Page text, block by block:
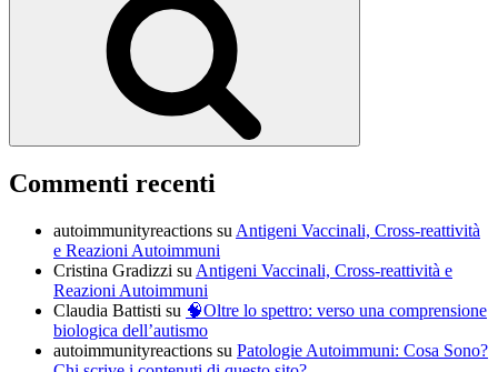
Commenti recenti
autoimmunityreactions su Antigeni Vaccinali, Cross-reattività
e Reazioni Autoimmuni
Cristina Gradizzi su Antigeni Vaccinali, Cross-reattività e
Reazioni Autoimmuni
Claudia Battisti su 🧠Oltre lo spettro: verso una comprensione
biologica dell’autismo
autoimmunityreactions su Patologie Autoimmuni: Cosa Sono?